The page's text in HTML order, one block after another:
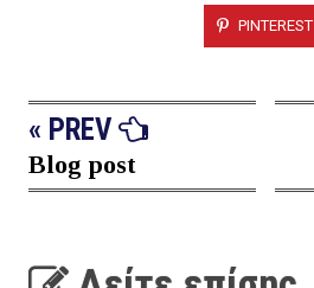
PINTEREST
« PREV
Blog post